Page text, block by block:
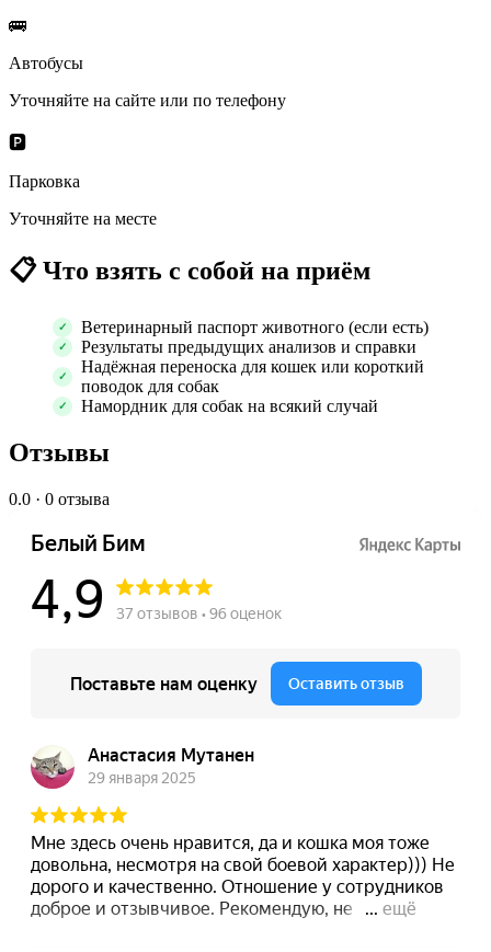
🚌
Автобусы
Уточняйте на сайте или по телефону
🅿️
Парковка
Уточняйте на месте
📋Что взять с собой на приём
Ветеринарный паспорт животного (если есть)
Результаты предыдущих анализов и справки
Надёжная переноска для кошек или короткий
поводок для собак
Намордник для собак на всякий случай
Отзывы
0.0 · 0 отзыва